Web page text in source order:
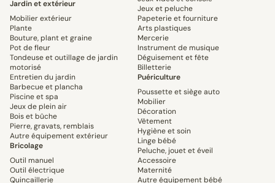
Jardin et extérieur
Mobilier extérieur
Plante
Bouture, plant et graine
Pot de fleur
Tondeuse et outillage de jardin
motorisé
Entretien du jardin
Barbecue et plancha
Piscine et spa
Jeux de plein air
Bois et bûche
Pierre, gravats, remblais
Autre équipement extérieur
Bricolage
Outil manuel
Outil électrique
Quincaillerie
Jeux et peluche
Papeterie et fourniture
Arts plastiques
Mercerie
Instrument de musique
Déguisement et fête
Billetterie
Puériculture
Poussette et siège auto
Mobilier
Décoration
Vêtement
Hygiène et soin
Linge bébé
Peluche, jouet et éveil
Accessoire
Maternité
Autre équipement bébé